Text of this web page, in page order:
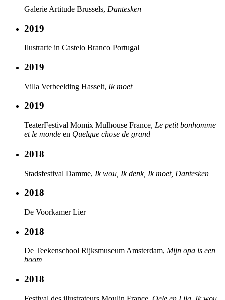
Galerie Artitude Brussels, Dantesken
2019
Ilustrarte in Castelo Branco Portugal
2019
Villa Verbeelding Hasselt, Ik moet
2019
TeaterFestival Momix Mulhouse France, Le petit bonhomme
et le monde en Quelque chose de grand
2018
Stadsfestival Damme, Ik wou, Ik denk, Ik moet, Dantesken
2018
De Voorkamer Lier
2018
De Teekenschool Rijksmuseum Amsterdam, Mijn opa is een
boom
2018